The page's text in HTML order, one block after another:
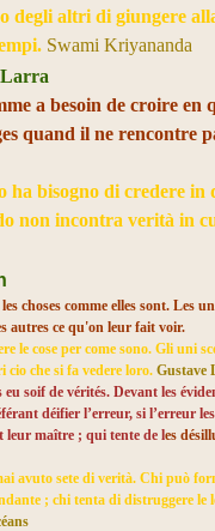
degli altri di giungere
Swami Kriyananda
Larra
a besoin de croire en
quand il ne rencontre
ha bisogno di credere in
non incontra verità in
choses comme elles sont. Les
autres ce qu'on leur fait voir.
le cose per come sono. Gli uni
cio che si fa vedere loro. Gustave
soif de vérités. Devant les
déifier l’erreur, si l’erreur
leur maître ; qui tente de les
avuto sete di verità. Chi può
; chi tenta di distruggere le